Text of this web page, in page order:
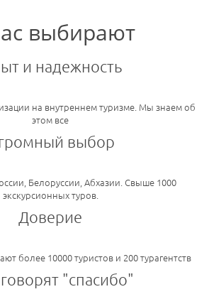
выбирают
и надежность
на внутреннем туризме. Мы знаем об
этом все
выбор
Белоруссии, Абхазии. Свыше 1000
экскурсионных туров.
Доверие
более 10000 туристов и 200 турагентств
"спасибо"